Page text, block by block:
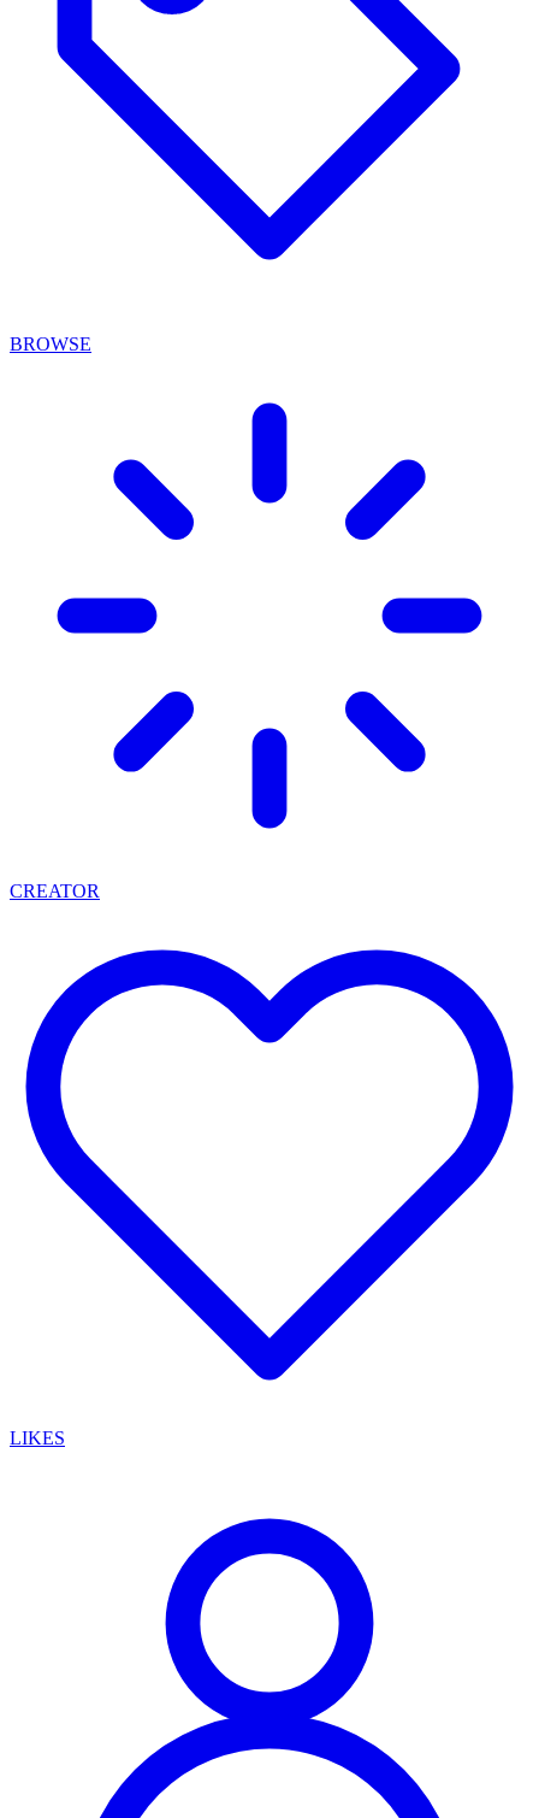
BROWSE
CREATOR
LIKES